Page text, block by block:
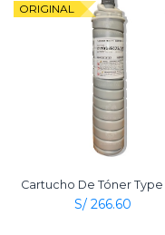
ORIGINAL
S/ 266.60